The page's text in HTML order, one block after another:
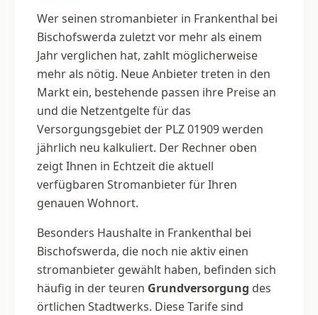
Wer seinen stromanbieter in Frankenthal bei
Bischofswerda zuletzt vor mehr als einem
Jahr verglichen hat, zahlt möglicherweise
mehr als nötig. Neue Anbieter treten in den
Markt ein, bestehende passen ihre Preise an
und die Netzentgelte für das
Versorgungsgebiet der PLZ 01909 werden
jährlich neu kalkuliert. Der Rechner oben
zeigt Ihnen in Echtzeit die aktuell
verfügbaren Stromanbieter für Ihren
genauen Wohnort.
Besonders Haushalte in Frankenthal bei
Bischofswerda, die noch nie aktiv einen
stromanbieter gewählt haben, befinden sich
häufig in der teuren Grundversorgung des
örtlichen Stadtwerks. Diese Tarife sind